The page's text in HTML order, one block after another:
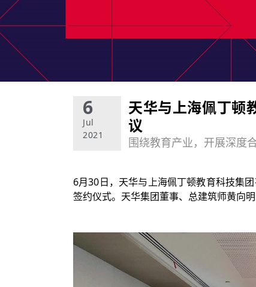
6
Jul
2021
天华与上海佩丁顿
议
围绕教育产业，开展深度
6月30日，天华与上海佩丁顿教育科技集
签约仪式。天华集团董事、总建筑师黄向